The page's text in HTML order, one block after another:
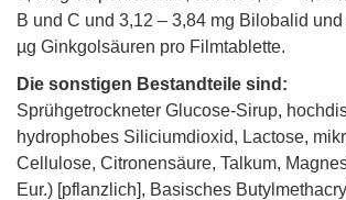
B und C und 3,12 – 3,84 mg Bilobalid
µg Ginkgolsäuren pro Filmtablette.
Die sonstigen Bestandteile sind:
Sprühgetrockneter Glucose-Sirup,
hydrophobes Siliciumdioxid, Lactose,
Cellulose, Citronensäure, Talkum,
Eur.) [pflanzlich], Basisches